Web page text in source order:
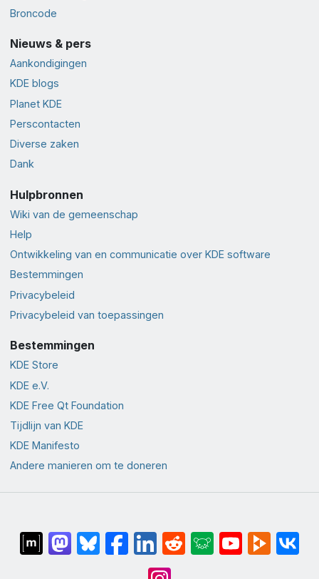
Broncode
Nieuws & pers
Aankondigingen
KDE blogs
Planet KDE
Perscontacten
Diverse zaken
Dank
Hulpbronnen
Wiki van de gemeenschap
Help
Ontwikkeling van en communicatie over KDE software
Bestemmingen
Privacybeleid
Privacybeleid van toepassingen
Bestemmingen
KDE Store
KDE e.V.
KDE Free Qt Foundation
Tijdlijn van KDE
KDE Manifesto
Andere manieren om te doneren